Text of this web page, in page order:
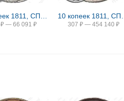
₽ — 66 091 ₽ 307 ₽ — 454 140 ₽